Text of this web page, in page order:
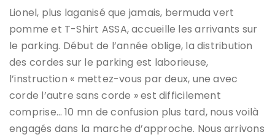
Lionel, plus laganisé que jamais, bermuda vert
pomme et T-Shirt ASSA, accueille les arrivants sur
le parking. Début de l’année oblige, la distribution
des cordes sur le parking est laborieuse,
l’instruction « mettez-vous par deux, une avec
corde l’autre sans corde » est difficilement
comprise… 10 mn de confusion plus tard, nous voilà
engagés dans la marche d’approche. Nous arrivons